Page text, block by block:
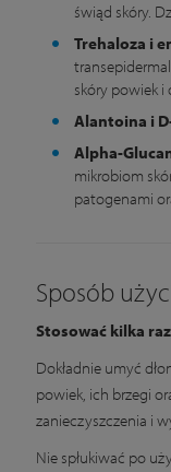
świąd skóry.
Trehaloza i
skóry powiek i
Alantoina i
Alpha-
mikrobiom
patogenami
Sposób
Stosować kilka
Dokładnie umyć
powiek, ich brzegi
zanieczyszczenia i
Nie spłukiwać po